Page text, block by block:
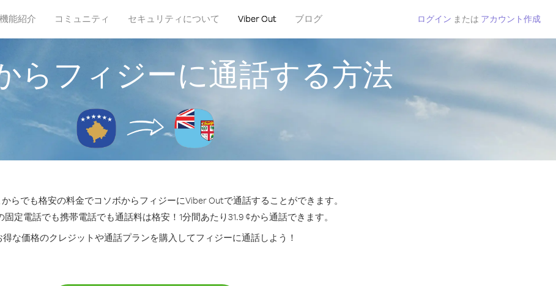
機能紹介 コミュニティ セキュリティについて Viber Out ブログ ログイン または アカウント作成
らフィジーに通話する方法
らでも格安の料金でコソボからフィジーにViber Outで通話することができます。
固定電話でも携帯電話でも通話料は格安！1分間あたり31.9 ¢から通話できます。
得な価格のクレジットや通話プランを購入してフィジーに通話しよう！